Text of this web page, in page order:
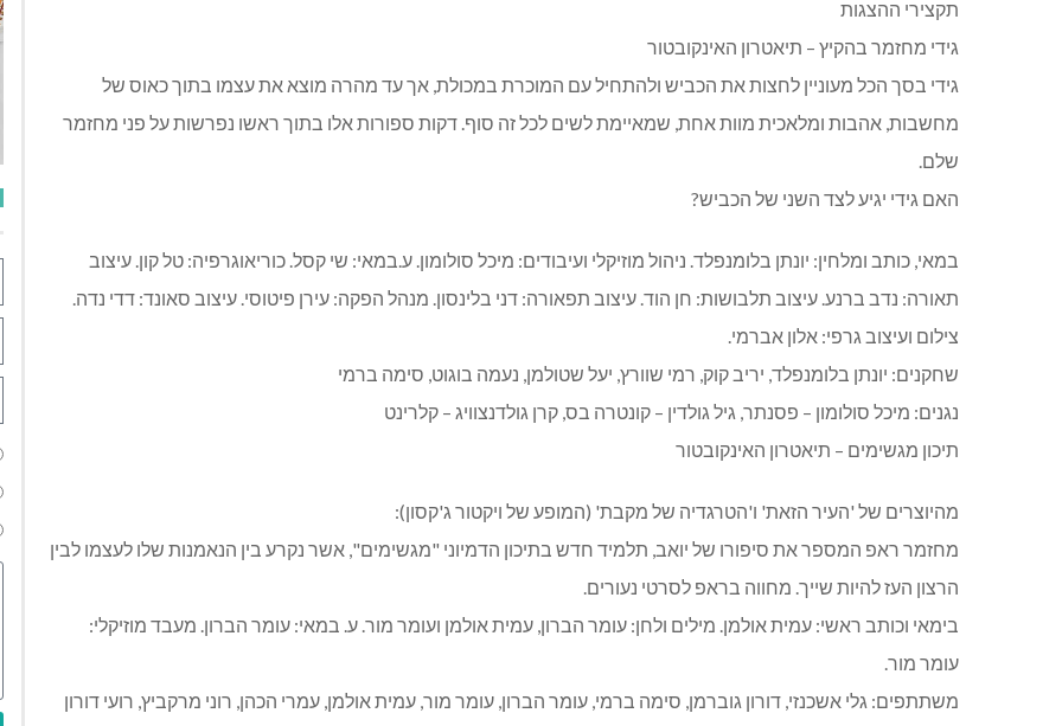
תקצירי ההצגות
גידי מחזמר בהקיץ – תיאטרון האינקובטור
גידי בסך הכל מעוניין לחצות את הכביש ולהתחיל עם המוכרת במכולת, אך עד מהרה מוצא את עצמו בתוך כאוס של
מחשבות, אהבות ומלאכית מוות אחת, שמאיימת לשים לכל זה סוף. דקות ספורות אלו בתוך ראשו נפרשות על פני מחזמר
שלם.
האם גידי יגיע לצד השני של הכביש?
במאי, כותב ומלחין: יונתן בלומנפלד. ניהול מוזיקלי ועיבודים: מיכל סולומון. ע.במאי: שי קסל. כוריאוגרפיה: טל קון. עיצוב
תאורה: נדב ברנע. עיצוב תלבושות: חן הוד. עיצוב תפאורה: דני בלינסון. מנהל הפקה: עירן פיטוסי. עיצוב סאונד: דדי נדה.
צילום ועיצוב גרפי: אלון אברמי.
שחקנים: יונתן בלומנפלד, יריב קוק, רמי שוורץ, יעל שטולמן, נעמה בוגוט, סימה ברמי
נגנים: מיכל סולומון – פסנתר, גיל גולדין – קונטרה בס, קרן גולדנצוויג – קלרינט
תיכון מגשימים – תיאטרון האינקובטור
מהיוצרים של 'העיר הזאת' ו'הטרגדיה של מקבת' (המופע של ויקטור ג'קסון):
מחזמר ראפ המספר את סיפורו של יואב, תלמיד חדש בתיכון הדמיוני "מגשימים", אשר נקרע בין הנאמנות שלו לעצמו לבין
הרצון העז להיות שייך. מחווה בראפ לסרטי נעורים.
בימאי וכותב ראשי: עמית אולמן. מילים ולחן: עומר הברון, עמית אולמן ועומר מור. ע. במאי: עומר הברון. מעבד מוזיקלי:
עומר מור.
משתתפים: גלי אשכנזי, דורון גוברמן, סימה ברמי, עומר הברון, עומר מור, עמית אולמן, עמרי הכהן, רוני מרקביץ, רועי דורון